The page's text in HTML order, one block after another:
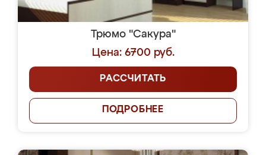
Трюмо "Сакура"
Цена: 6700 руб.
РАССЧИТАТЬ
ПОДРОБНЕЕ